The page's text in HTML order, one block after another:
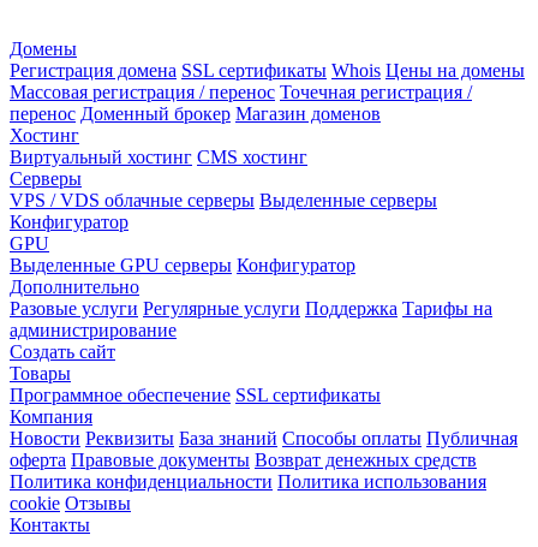
Домены
Регистрация домена SSL сертификаты Whois Цены на домены
Массовая регистрация / перенос Точечная регистрация /
перенос Доменный брокер Магазин доменов
Хостинг
Виртуальный хостинг CMS хостинг
Серверы
VPS / VDS облачные серверы Выделенные серверы
Конфигуратор
GPU
Выделенные GPU серверы Конфигуратор
Дополнительно
Разовые услуги Регулярные услуги Поддержка Тарифы на
администрирование
Создать сайт
Товары
Программное обеспечение SSL сертификаты
Компания
Новости Реквизиты База знаний Способы оплаты Публичная
оферта Правовые документы Возврат денежных средств
Политика конфиденциальности Политика использования
cookie Отзывы
Контакты